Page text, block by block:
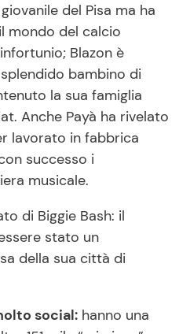
del Pisa ma ha
mondo del calcio
Blazon è
bambino di
la sua famiglia
Anche Payà ha rivelato
lavorato in fabbrica
successo i
musicale.
di Biggie Bash: il
stato un
della sua città di
social: hanno una